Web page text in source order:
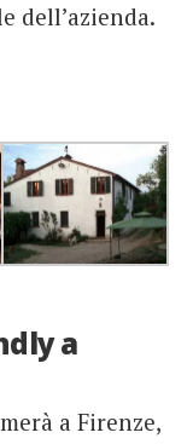
dell’azienda.
a
a Firenze,